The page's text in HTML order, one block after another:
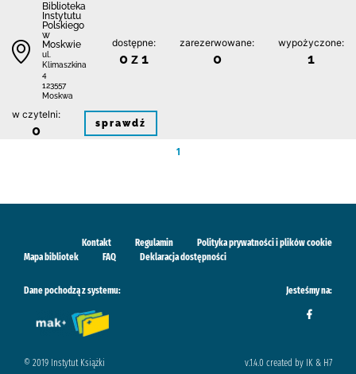
Biblioteka
Instytutu
Polskiego
w
Moskwie
ul.
Klimaszkina
4
123557
Moskwa
dostępne:
0 z 1
zarezerwowane:
0
wypożyczone:
1
w czytelni:
0 sprawdź
1
Kontakt Regulamin
Polityka prywatności i plików cookie
Mapa bibliotek
FAQ Deklaracja dostępności
Dane pochodzą z systemu: Jesteśmy na:
© 2019 Instytut Książki v.1.4.0 created by IK & H7